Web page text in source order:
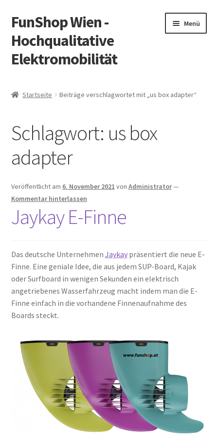
Zur
Navigation
springen
Zum
Inhalt
springen
FunShop Wien -
Hochqualitative
Elektromobilität
Menü
öffnen
Vorsicht Internetbetrug
Über FunShop
Impressum
Zum Onlineshop in der Web Version
Startseite Beiträge verschlagwortet mit „us box adapter“
Schlagwort: us box
adapter
Veröffentlicht am 6. November 2021 von Administrator—
Kommentar hinterlassen
Jaykay E-Finne
Das deutsche Unternehmen Jaykaypräsentiert die neue E-
Finne. Eine geniale Idee, die aus jedem SUP-Board, Kajak
oder Surfboard in wenigen Sekunden ein elektrisch
angetriebenes Wasserfahrzeug macht indem man die E-
Finne einfach in die vorhandene Finnenaufnahme des
Boards steckt.